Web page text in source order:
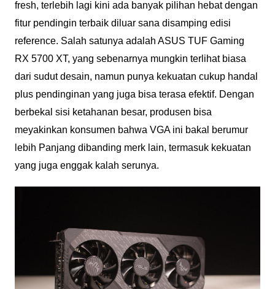
fresh, terlebih lagi kini ada banyak pilihan hebat dengan
fitur pendingin terbaik diluar sana disamping edisi
reference. Salah satunya adalah ASUS TUF Gaming
RX 5700 XT, yang sebenarnya mungkin terlihat biasa
dari sudut desain, namun punya kekuatan cukup handal
plus pendinginan yang juga bisa terasa efektif. Dengan
berbekal sisi ketahanan besar, produsen bisa
meyakinkan konsumen bahwa VGA ini bakal berumur
lebih Panjang dibanding merk lain, termasuk kekuatan
yang juga enggak kalah serunya.